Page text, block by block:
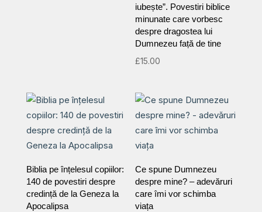
iubește”. Povestiri biblice
minunate care vorbesc
despre dragostea lui
Dumnezeu față de tine
£15.00
Biblia pe înțelesul copiilor:
140 de povestiri despre
credință de la Geneza la
Apocalipsa
Ce spune Dumnezeu
despre mine? – adevăruri
care îmi vor schimba
viața